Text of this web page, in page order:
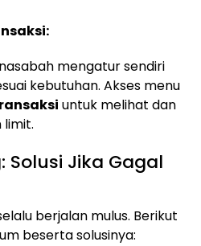
mengatur sendiri
kebutuhan. Akses menu
untuk melihat dan
Solusi Jika Gagal
berjalan mulus. Berikut
beserta solusinya: